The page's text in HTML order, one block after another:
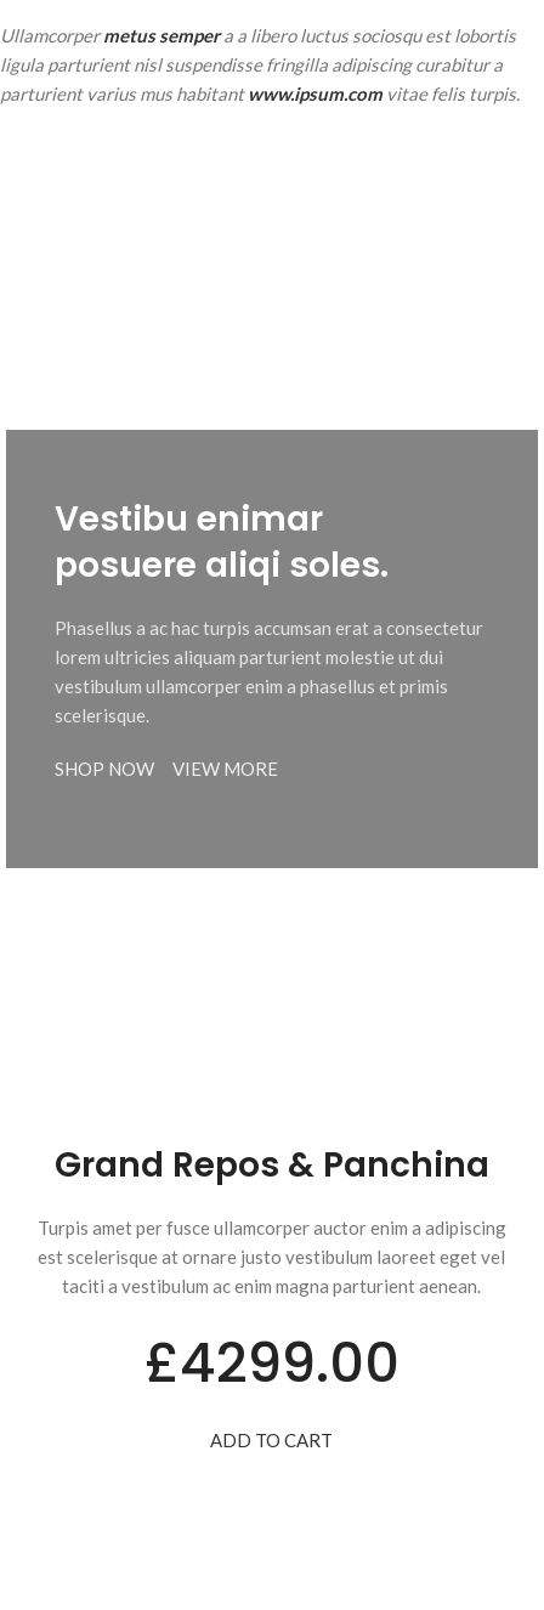
Ullamcorpermetus sempera a libero luctus sociosqu est lobortis
ligula parturient nisl suspendisse fringilla adipiscing curabitur a
parturient varius mus habitant www.ipsum.com vitae felis turpis.
Vestibu enimar
posuere aliqi soles.
Phasellus a ac hac turpis accumsan erat a consectetur
lorem ultricies aliquam parturient molestie ut dui
vestibulum ullamcorper enim a phasellus et primis
scelerisque.
SHOP NOW VIEW MORE
Grand Repos & Panchina
Turpis amet per fusce ullamcorper auctor enim a adipiscing
est scelerisque at ornare justo vestibulum laoreet eget vel
taciti a vestibulum ac enim magna parturient aenean.
£4299.00
ADD TO CART